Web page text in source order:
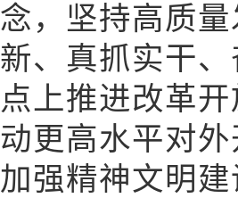
念，坚持高质
新、真抓实干
点上推进改革
动更高水平对
加强精神文明